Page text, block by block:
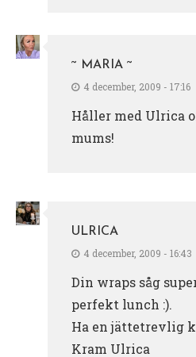
~ MARIA ~
4 december, 2009 - 17:16
Håller med Ulrica
mums!
ULRICA
4 december, 2009 - 16:43
Din wraps såg
perfekt lunch :).
Ha en jättetrevlig
Kram Ulrica